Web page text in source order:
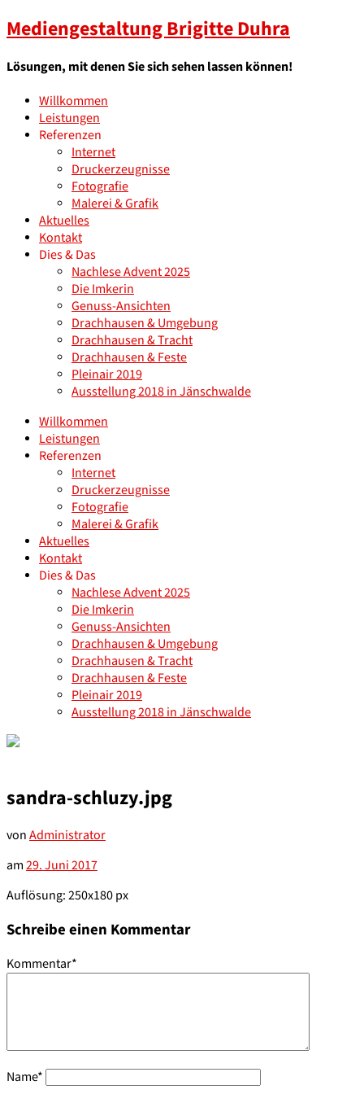
Mediengestaltung Brigitte Duhra
Lösungen, mit denen Sie sich sehen lassen können!
Willkommen
Leistungen
Referenzen
Internet
Druckerzeugnisse
Fotografie
Malerei & Grafik
Aktuelles
Kontakt
Dies & Das
Nachlese Advent 2025
Die Imkerin
Genuss-Ansichten
Drachhausen & Umgebung
Drachhausen & Tracht
Drachhausen & Feste
Pleinair 2019
Ausstellung 2018 in Jänschwalde
Willkommen
Leistungen
Referenzen
Internet
Druckerzeugnisse
Fotografie
Malerei & Grafik
Aktuelles
Kontakt
Dies & Das
Nachlese Advent 2025
Die Imkerin
Genuss-Ansichten
Drachhausen & Umgebung
Drachhausen & Tracht
Drachhausen & Feste
Pleinair 2019
Ausstellung 2018 in Jänschwalde
sandra-schluzy.jpg
vonAdministrator
am29. Juni 2017
Auflösung: 250x180 px
Schreibe einen Kommentar
Kommentar*
Name*